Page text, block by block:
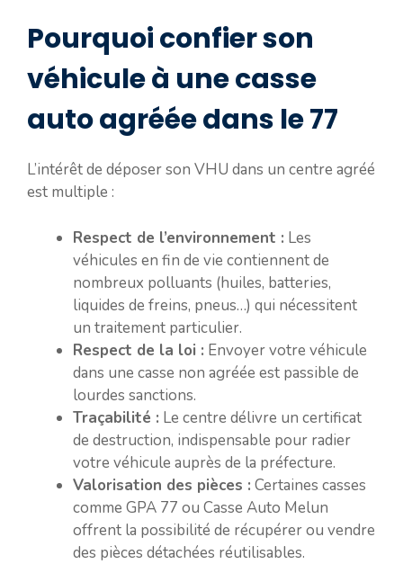
Pourquoi confier son
véhicule à une casse
auto agréée dans le 77
L’intérêt de déposer son VHU dans un centre agréé
est multiple :
Respect de l’environnement : Les
véhicules en fin de vie contiennent de
nombreux polluants (huiles, batteries,
liquides de freins, pneus…) qui nécessitent
un traitement particulier.
Respect de la loi : Envoyer votre véhicule
dans une casse non agréée est passible de
lourdes sanctions.
Traçabilité : Le centre délivre un certificat
de destruction, indispensable pour radier
votre véhicule auprès de la préfecture.
Valorisation des pièces : Certaines casses
comme GPA 77 ou Casse Auto Melun
offrent la possibilité de récupérer ou vendre
des pièces détachées réutilisables.